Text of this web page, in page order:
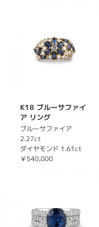
K18 ブルーサファイ
ア リング
ブルーサファイア
2.27ct
ダイヤモンド 1.61ct
￥540,000